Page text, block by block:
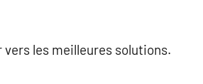
les meilleures solutions.